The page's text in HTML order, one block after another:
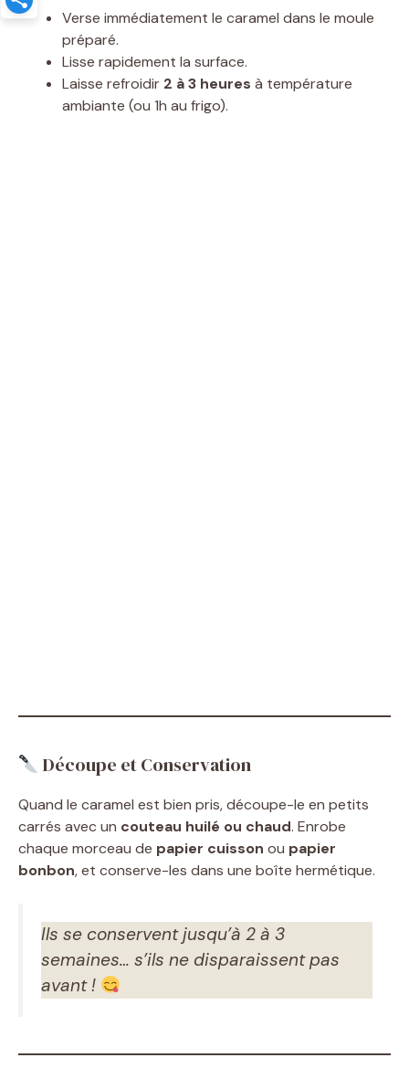
Verse immédiatement le caramel dans le moule
préparé.
Lisse rapidement la surface.
Laisse refroidir 2 à 3 heures à température
ambiante (ou 1h au frigo).
Découpe et Conservation
Quand le caramel est bien pris, découpe-le en petits
carrés avec un couteau huilé ou chaud. Enrobe
chaque morceau de papier cuisson ou papier
bonbon, et conserve-les dans une boîte hermétique.
Ils se conservent jusqu’à 2 à 3
semaines… s’ils ne disparaissent pas
avant !